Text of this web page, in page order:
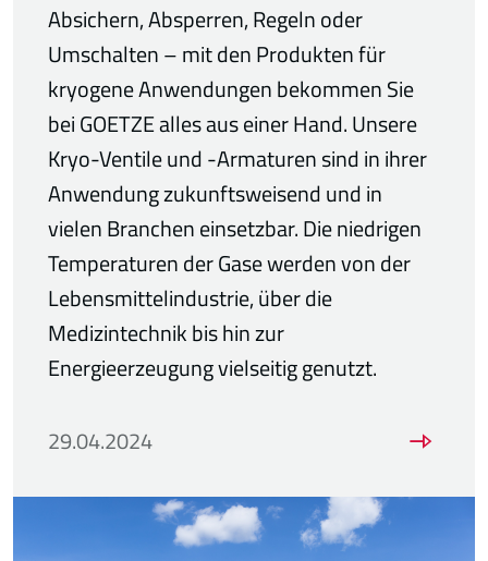
Absichern, Absperren, Regeln oder
Umschalten – mit den Produkten für
kryogene Anwendungen bekommen Sie
bei GOETZE alles aus einer Hand. Unsere
Kryo-Ventile und -Armaturen sind in ihrer
Anwendung zukunftsweisend und in
vielen Branchen einsetzbar. Die niedrigen
Temperaturen der Gase werden von der
Lebensmittelindustrie, über die
Medizintechnik bis hin zur
Energieerzeugung vielseitig genutzt.
29.04.2024